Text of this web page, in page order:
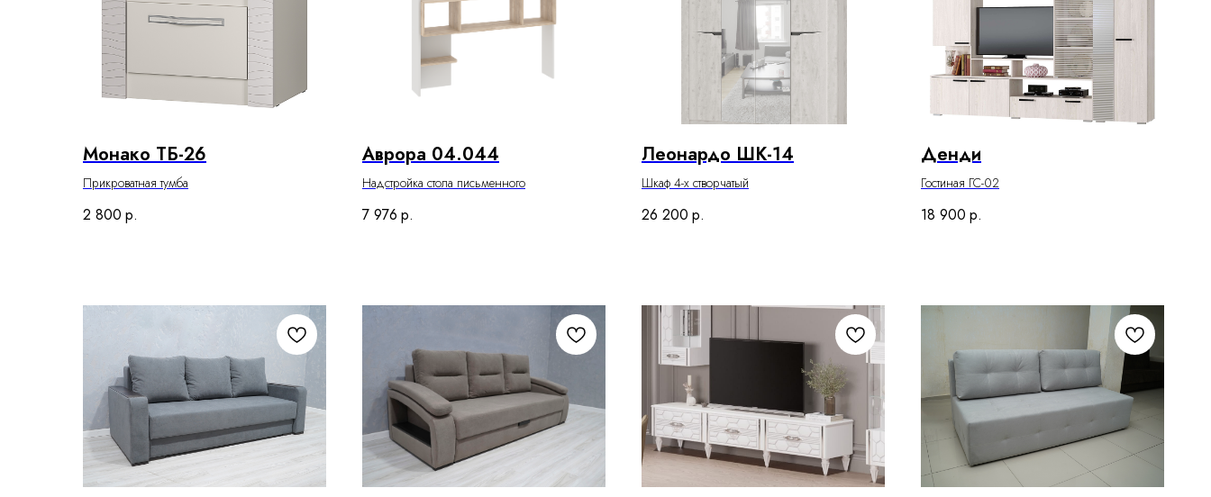
Монако ТБ-26
Прикроватная тумба
2 800 р.
Аврора 04.044
Надстройка стола письменного
7 976 р.
Леонардо ШК-14
Шкаф 4-х створчатый
26 200 р.
Денди
Гостиная ГС-02
18 900 р.